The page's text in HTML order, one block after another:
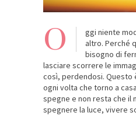
O
ggi niente
altro. Perché
bisogno di
lasciare scorrere le
così, perdendosi. Questo
ogni volta che torno a
spegne e non resta che
spegnere la luce, vivere